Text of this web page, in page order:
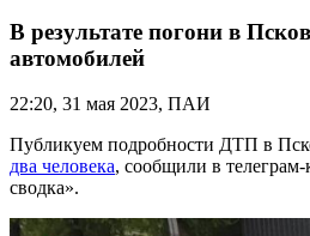
В результате погони в
автомобилей
22:20, 31 мая 2023, ПАИ
Публикуем подробности ДТП в
два человека, сообщили в телеграм-
сводка».